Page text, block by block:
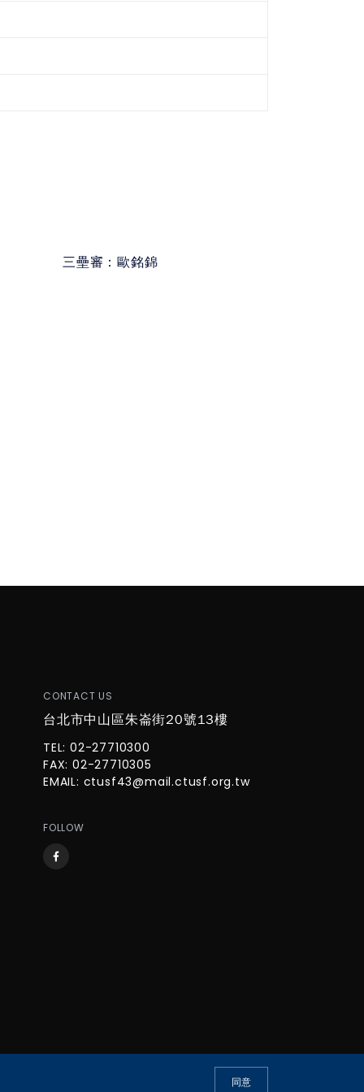
三壘審：歐銘錦
CONTACT US
台北市中山區朱崙街20號13樓
TEL: 02-27710300
FAX: 02-27710305
EMAIL: ctusf43@mail.ctusf.org.tw
FOLLOW
同意